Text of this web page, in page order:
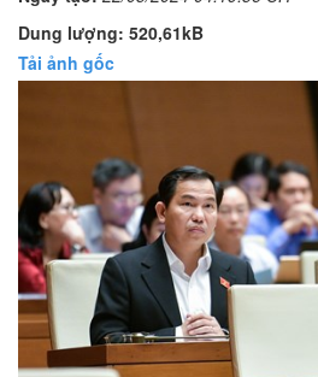
Dung lượng: 520,61kB
Tải ảnh gốc